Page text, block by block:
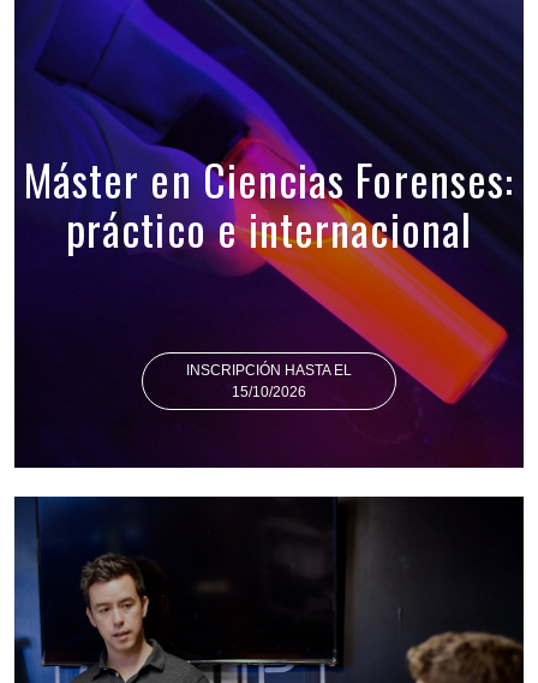
Máster en Ciencias Forenses:
práctico e internacional
INSCRIPCIÓN HASTA EL
15/10/2026